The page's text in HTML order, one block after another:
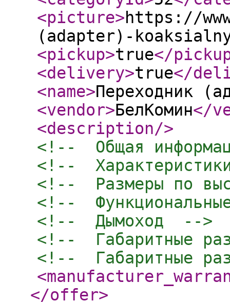
<picture>https://
(adapter)-
<pickup>true</
<delivery>true</
<name>Переходник
<vendor>БелКомин</
<description/>
<!--  Общая
<!--
<!--  Размеры по
<!--
<!--  Дымоход  -->
<!--  Габаритные
<!--  Габаритные
</offer>